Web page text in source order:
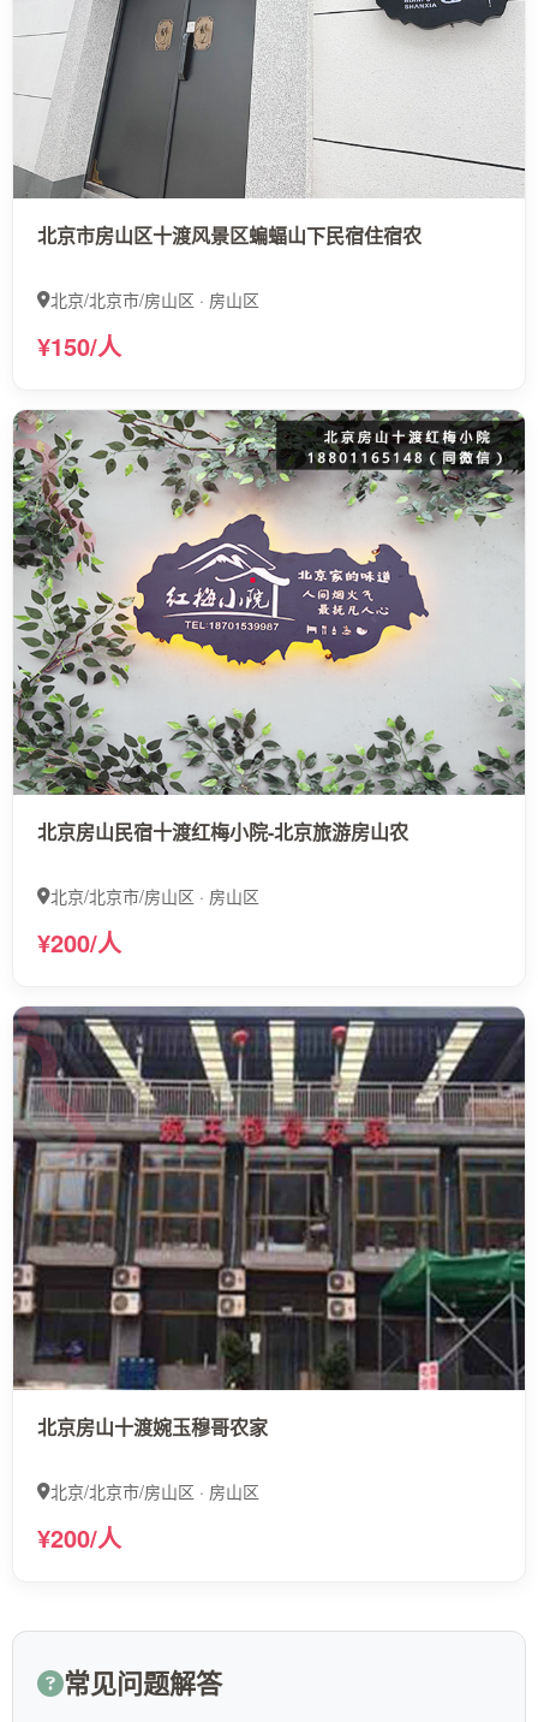
北京市房山区十渡风景区蝙蝠山下民宿住宿农
北京/北京市/房山区 · 房山区
¥150/人
北京房山民宿十渡红梅小院-北京旅游房山农
北京/北京市/房山区 · 房山区
¥200/人
北京房山十渡婉玉穆哥农家
北京/北京市/房山区 · 房山区
¥200/人
常见问题解答